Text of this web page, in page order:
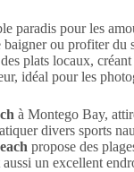
paradis pour les
ou profiter du
plats locaux,
idéal pour les
à Montego Bay,
divers sports
propose des
un excellent